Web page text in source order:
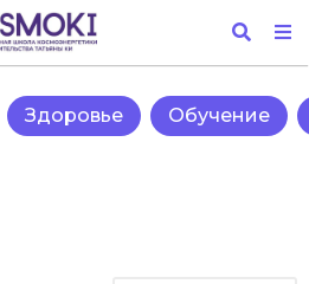
Здоровье Обучение